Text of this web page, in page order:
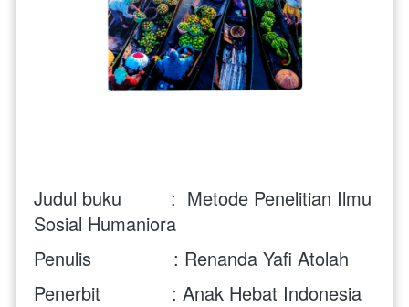
Judul buku         :  Metode Penelitian Ilmu
Sosial Humaniora
Penulis               : Renanda Yafi Atolah
Penerbit             : Anak Hebat Indonesia